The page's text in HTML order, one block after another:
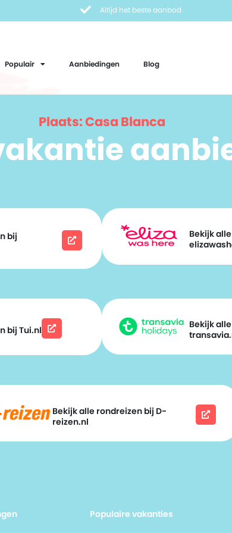
Altijd het beste aanbod
Populair Aanbiedingen Blog
Plaats: Casa Blanca
bij
Bekijk
bij Tui.nl
Bekijk
Bekijk alle rondreizen bij D-
reizen.nl
Populaire vakanties